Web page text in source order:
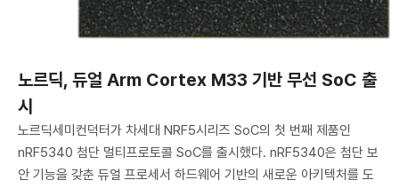
노르딕, 듀얼 Arm Cortex M33 기반 무선 SoC 출
시
노르딕세미컨덕터가 차세대 NRF5시리즈 SoC의 첫 번째 제품인
nRF5340 첨단 멀티프로토콜 SoC를 출시했다. nRF5340은 첨단 보
안 기능을 갖춘 듀얼 프로세서 하드웨어 기반의 새로운 아키텍처를 도